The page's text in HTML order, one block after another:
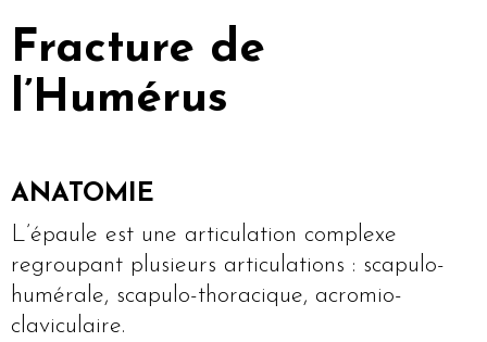
Fracture de
l’Humérus
ANATOMIE
L’épaule est une articulation complexe
regroupant plusieurs articulations : scapulo-
humérale, scapulo-thoracique, acromio-
claviculaire.